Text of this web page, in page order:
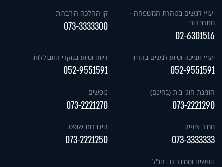
יעוץ לנשים בטהרת המשפחה -
מתחברות
02-6301516
קו ההלכה הידברות
073-3333300
יעוץ תמיכה וסיוע לנשים בהריון
052-9551591
דיווח וסיוע במקרי התבוללות
052-9551591
הזמנת חוגי בית (בחינם)
073-2221290
נופשים
073-2221270
ממיר צופיה
073-3333333
הידברות שופס
073-2221250
נופשים וסמינרים בחו"ל